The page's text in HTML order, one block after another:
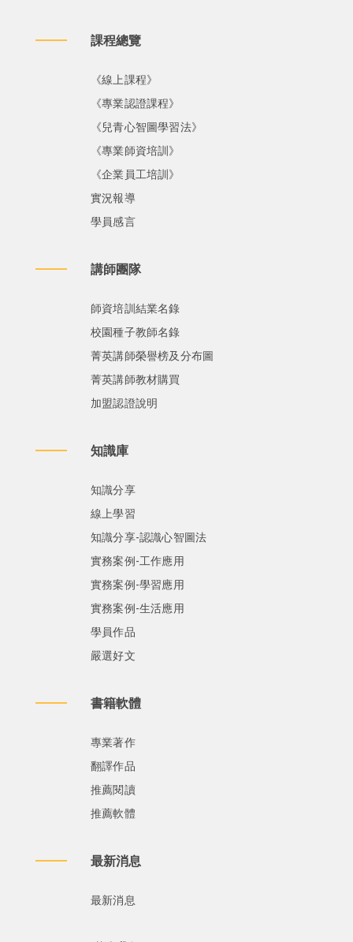
課程總覽
《線上課程》
《專業認證課程》
《兒青心智圖學習法》
《專業師資培訓》
《企業員工培訓》
實況報導
學員感言
講師團隊
師資培訓結業名錄
校園種子教師名錄
菁英講師榮譽榜及分布圖
菁英講師教材購買
加盟認證說明
知識庫
知識分享
線上學習
知識分享-認識心智圖法
實務案例-工作應用
實務案例-學習應用
實務案例-生活應用
學員作品
嚴選好文
書籍軟體
專業著作
翻譯作品
推薦閱讀
推薦軟體
最新消息
最新消息